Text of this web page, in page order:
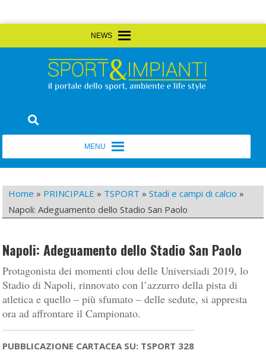
to
Sport&Impianti
Home » PRINCIPALE » TSPORT »Stadi e campi di calcio »
Napoli: Adeguamento dello Stadio San Paolo
Napoli: Adeguamento dello Stadio San Paolo
Protagonista dei momenti clou delle Universiadi 2019, lo
Stadio di Napoli, rinnovato con l’azzurro della pista di
atletica e quello – più sfumato – delle sedute, si appresta
ora ad affrontare il Campionato.
PUBBLICAZIONE CARTACEA SU: TSPORT 328